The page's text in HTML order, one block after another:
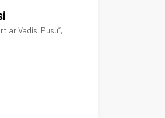
Vadisi Pusu”,